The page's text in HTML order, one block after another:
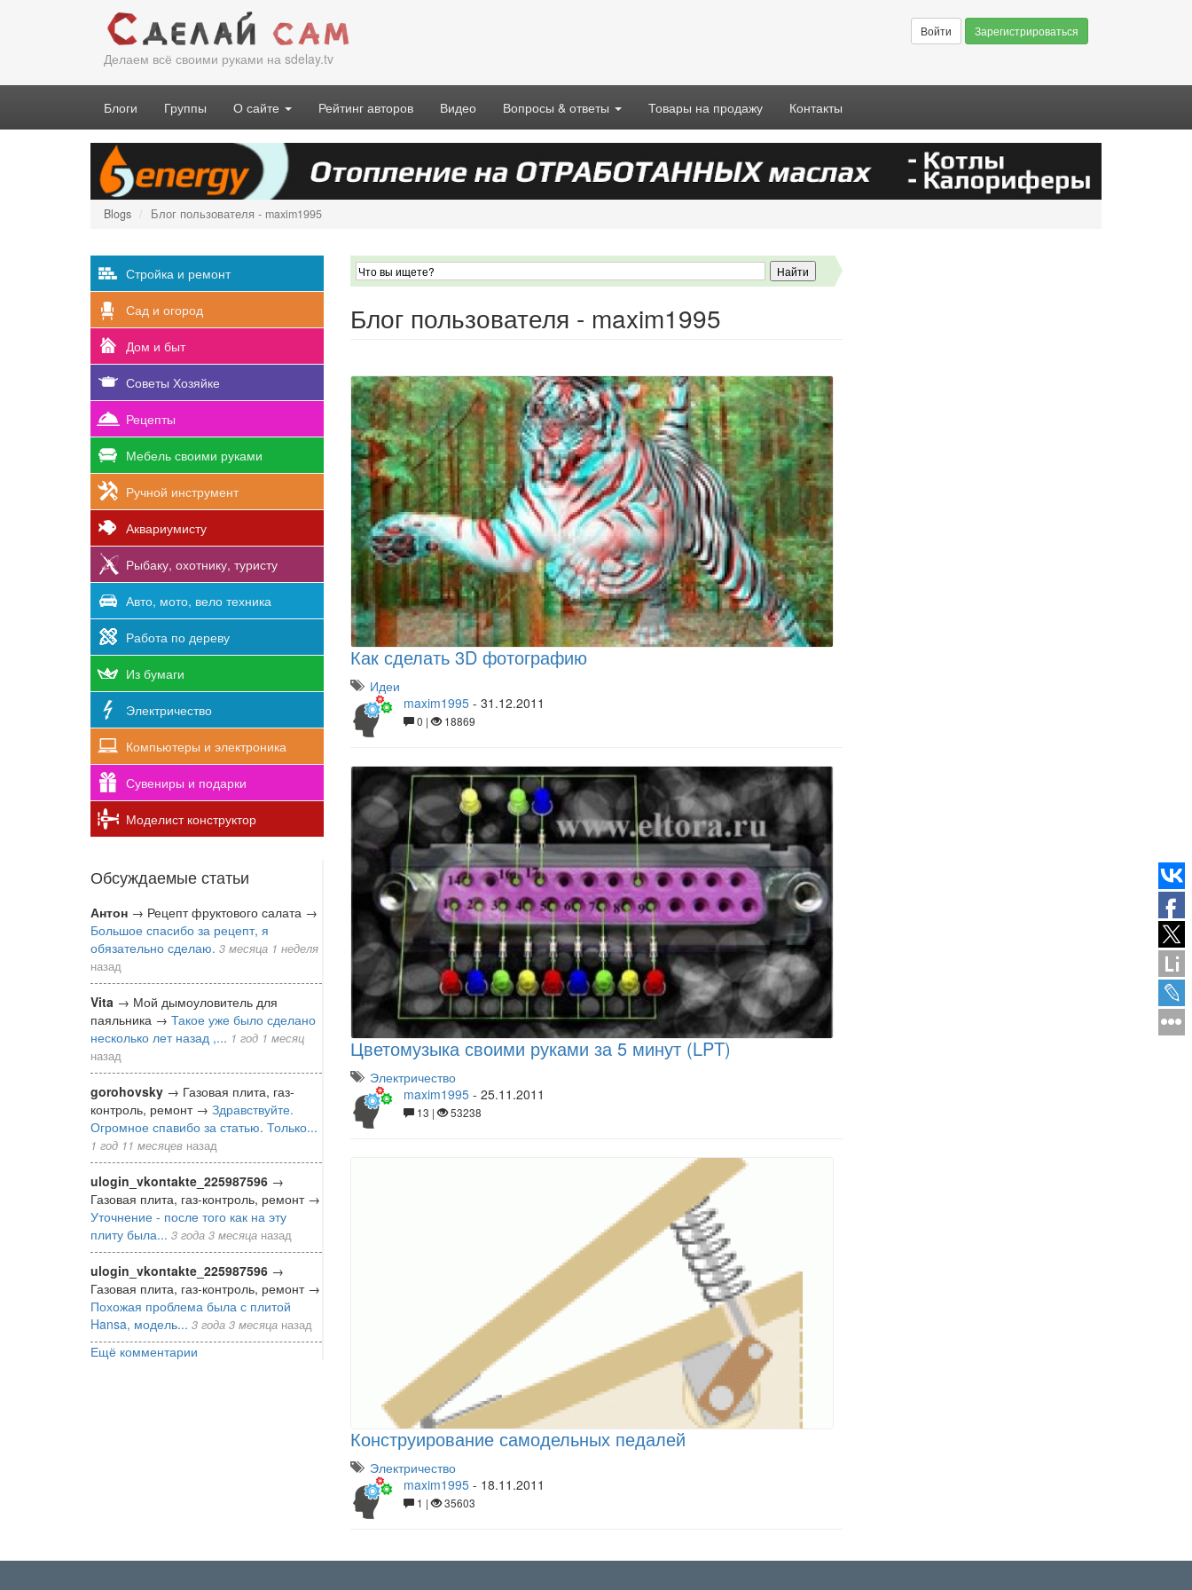
Делаем всё своими руками на sdelay.tv
Войти Зарегистрироваться
Блоги Группы О сайте Рейтинг авторов Видео Вопросы & ответы Товары на продажу Контакты
Blogs Блог пользователя - maxim1995
Стройка и ремонт
Сад и огород
Дом и быт
Советы Хозяйке
Рецепты
Мебель своими руками
Ручной инструмент
Аквариумисту
Рыбаку, охотнику, туристу
Авто, мото, вело техника
Работа по дереву
Из бумаги
Электричество
Компьютеры и электроника
Сувениры и подарки
Моделист конструктор
Обсуждаемые статьи
Антон → Рецепт фруктового салата →
Большое спасибо за рецепт, я
обязательно сделаю. 3 месяца 1 неделя
назад
Vita → Мой дымоуловитель для
паяльника → Такое уже было сделано
несколько лет назад ,... 1 год 1 месяц
назад
gorohovsky → Газовая плита, газ-
контроль, ремонт → Здравствуйте.
Огромное спавибо за статью. Только...
1 год 11 месяцев назад
ulogin_vkontakte_225987596 →
Газовая плита, газ-контроль, ремонт →
Уточнение - после того как на эту
плиту была... 3 года 3 месяца назад
ulogin_vkontakte_225987596 →
Газовая плита, газ-контроль, ремонт →
Похожая проблема была с плитой
Hansa, модель... 3 года 3 месяца назад
Ещё комментарии
Блог пользователя - maxim1995
Как сделать 3D фотографию
Идеи
maxim1995- 31.12.2011
0 | 18869
Цветомузыка своими руками за 5 минут (LPT)
Электричество
maxim1995- 25.11.2011
13 | 53238
Конструирование самодельных педалей
Электричество
maxim1995- 18.11.2011
1 | 35603